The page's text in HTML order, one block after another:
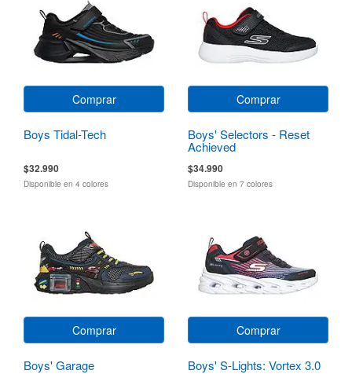
Comprar
Boys Tidal-Tech
$32.990
Disponible en 4 colores
Comprar
Boys' Selectors - Reset
Achieved
$34.990
Disponible en 7 colores
Comprar
Boys' Garage
Comprar
Boys' S-Lights: Vortex 3.0